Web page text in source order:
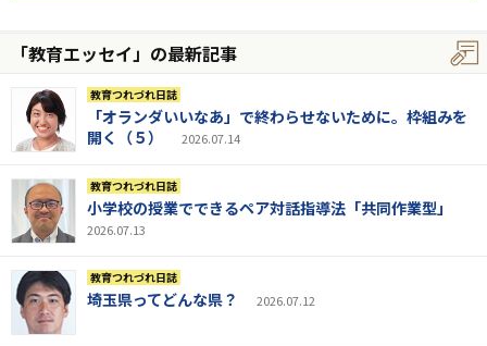
「教育エッセイ」の最新記事
教育つれづれ日誌
「オランダいいなあ」で終わらせないために。枠組みを
開く（５）
2026.07.14
教育つれづれ日誌
小学校の授業でできるペア対話指導法「共同作業型」
2026.07.13
教育つれづれ日誌
埼玉県ってどんな県？ 2026.07.12